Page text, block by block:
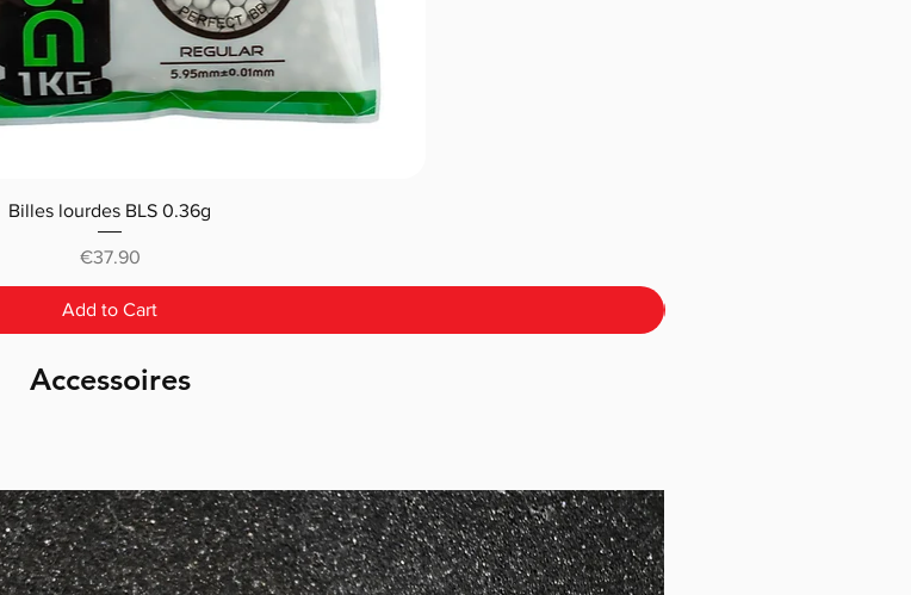
Billes lourdes BLS 0.36g
Price
€37.90
Add to Cart
Accessoires